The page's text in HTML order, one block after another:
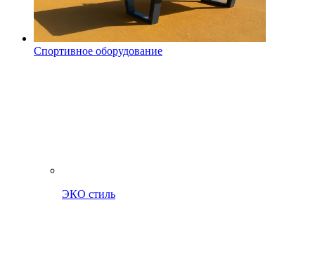
Спортивное оборудование
ЭКО стиль